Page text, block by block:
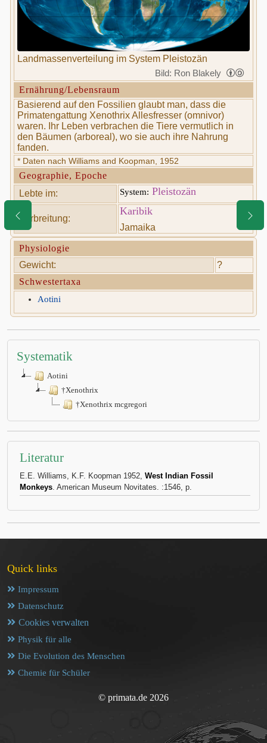
Landmassenverteilung im System Pleistozän
Bild: Ron Blakely
Ernährung/Lebensraum
Basierend auf den Fossilien glaubt man, dass die
Primatengattung Xenothrix Allesfresser (omnivor)
waren. Ihr Leben verbrachen die Tiere vermutlich in
den Bäumen (arboreal), wo sie auch ihre Nahrung
fanden.
* Daten nach Williams and Koopman, 1952
Geographie, Epoche
Lebte im:
System: Pleistozän
Verbreitung:
Karibik
Jamaika
Physiologie
Gewicht:
?
Schwestertaxa
Aotini
Systematik
Aotini
†Xenothrix
†Xenothrix mcgregori
Literatur
E.E. Williams, K.F. Koopman 1952, West Indian Fossil
Monkeys. American Museum Novitates. :1546, p.
Quick links
Impressum
Datenschutz
Cookies verwalten
Physik für alle
Die Evolution des Menschen
Chemie für Schüler
© primata.de 2026